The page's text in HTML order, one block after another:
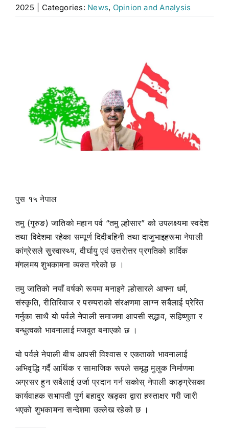
Search
2025
Categories: News, Opinion and Analysis
पुस १५ नेपाल
तमु (गुरुङ) जातिको महान पर्व “तमु ल्होसार” को उपलक्ष्यमा स्वदेश
तथा विदेशमा रहेका सम्पूर्ण दिदीबहिनी तथा दाजुभाइहरूमा नेपाली
कांग्रेसले सुस्वास्थ्य, दीर्घायु एवं उत्तरोत्तर प्रगतिको हार्दिक
मंगलमय शुभकामना व्यक्त गरेको छ ।
तमु जातिको नयाँ वर्षको रूपमा मनाइने ल्होसारले आफ्ना धर्म,
संस्कृति, रीतिरिवाज र परम्पराको संरक्षणमा लाग्न सबैलाई प्रेरित
गर्नुका साथै यो पर्वले नेपाली समाजमा आपसी सद्भाव, सहिष्णुता र
बन्धुत्वको भावनालाई मजवुत बनाएको छ ।
यो पर्वले नेपाली बीच आपसी विश्वास र एकताको भावनालाई
अभिवृद्धि गर्दै आर्थिक र सामाजिक रूपले समृद्ध मुलुक निर्माणमा
अग्रसर हुन सबैलाई उर्जा प्रदान गर्न सकोस् नेपाली काङ्ग्रेसका
कार्यवाहक सभापती पुर्ण बहादुर खड्का द्वारा हस्ताक्षर गरी जारी
भएको शुभकामना सन्देशमा उल्लेख रहेको छ ।